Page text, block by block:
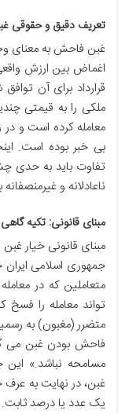
تعریف دقیق و حقوقی
غبن فاحش به معنای
اغماض بین ارزش
قرارداد برای آن
ملکی را به قیمتی
معامله کرده است و
بی خبر بوده است.
تفاوت باید به حدی
ناعادلانه و غیرمنصفانه
مبنای قانونی: تکیه
مبنای قانونی خیار
متعاملین که در
تواند معامله را
فاحش بودن غبن می
مسامحه نباشد.»
غبن، در نهایت به
یک عدد یا درصد ثابت.